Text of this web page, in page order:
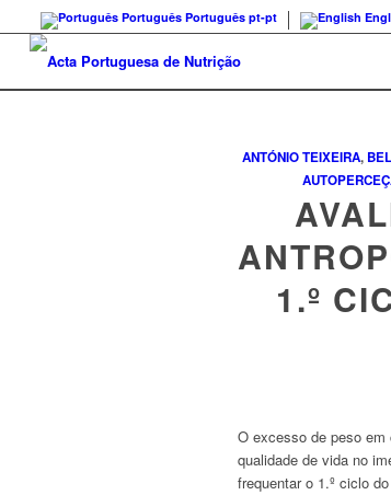
Português Português pt-pt
ANTÓNIO TEIXEIRA,
1.º
O excesso de peso
qualidade de vida no
frequentar o 1.º ciclo